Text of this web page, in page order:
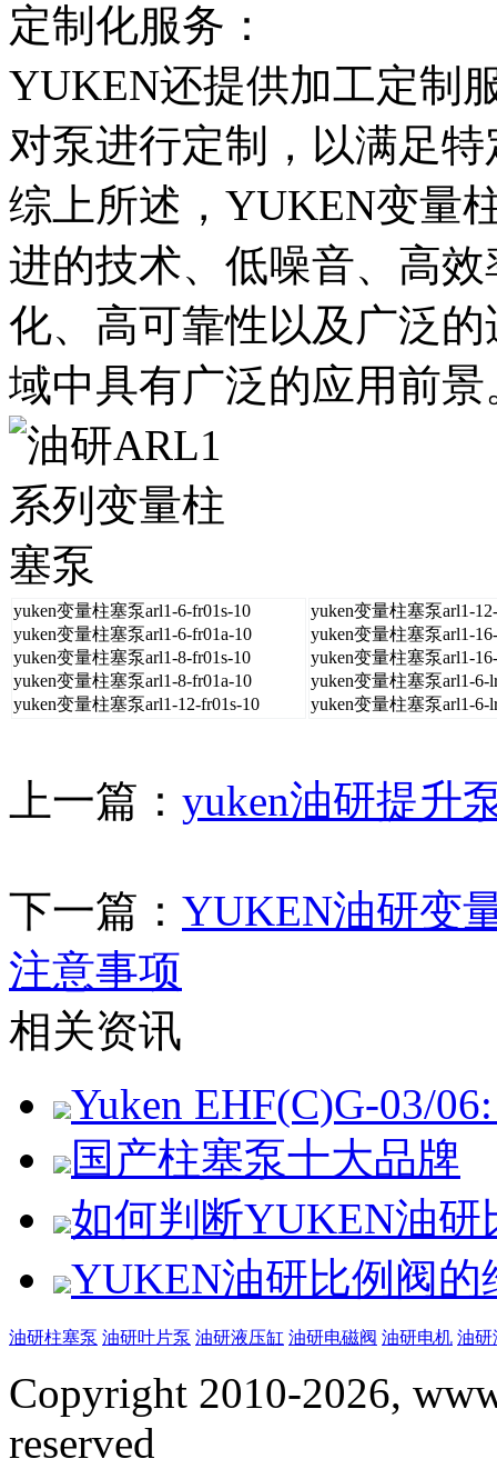
定制化服务：
YUKEN还提供加工定制
对泵进行定制，以满足
综上所述，YUKEN变量
进的技术、低噪音、高
化、高可靠性以及广泛
域中具有广泛的应用前景
yuken变量柱塞泵arl1-6-fr01s-10
yuken变量柱塞泵arl1-6-fr01a-10
yuken变量柱塞泵arl1-8-fr01s-10
yuken变量柱塞泵arl1-8-fr01a-10
yuken变量柱塞泵arl1-12-fr01s-10
yuken变量柱塞泵arl1-
yuken变量柱塞泵arl1-
yuken变量柱塞泵arl1-
yuken变量柱塞泵arl1-6-
yuken变量柱塞泵arl1-6-
上一篇： yuken油研提升
下一篇： YUKEN油研变
注意事项
相关资讯
Yuken EHF(C)G-03/
国产柱塞泵十大品牌
如何判断YUKEN油
YUKEN油研比例阀的
油研柱塞泵 油研叶片泵 油研液压缸 油研电磁阀 油研电机 油研
Copyright 2010-2026,
reserved